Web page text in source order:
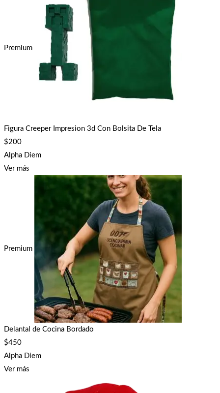
Premium
Figura Creeper Impresion 3d Con Bolsita De Tela
$200
Alpha Diem
Ver más
Premium
Delantal de Cocina Bordado
$450
Alpha Diem
Ver más